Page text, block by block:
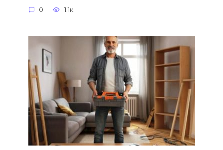
0 1.1к.